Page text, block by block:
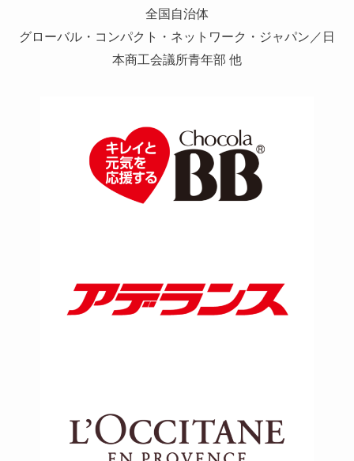
全国自治体
グローバル・コンパクト・ネットワーク・ジャパン／日
本商工会議所青年部 他